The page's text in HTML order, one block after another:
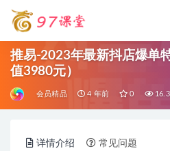
推易-2023年最新抖店爆单
值3980元）
会员精品 4 年前 0
详情介绍 常见问题